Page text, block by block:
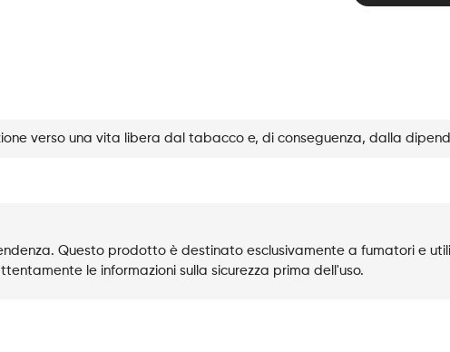
verso una vita libera dal tabacco e, di conseguenza, dalla
Questo prodotto è destinato esclusivamente a fumatori e
le informazioni sulla sicurezza prima dell'uso.